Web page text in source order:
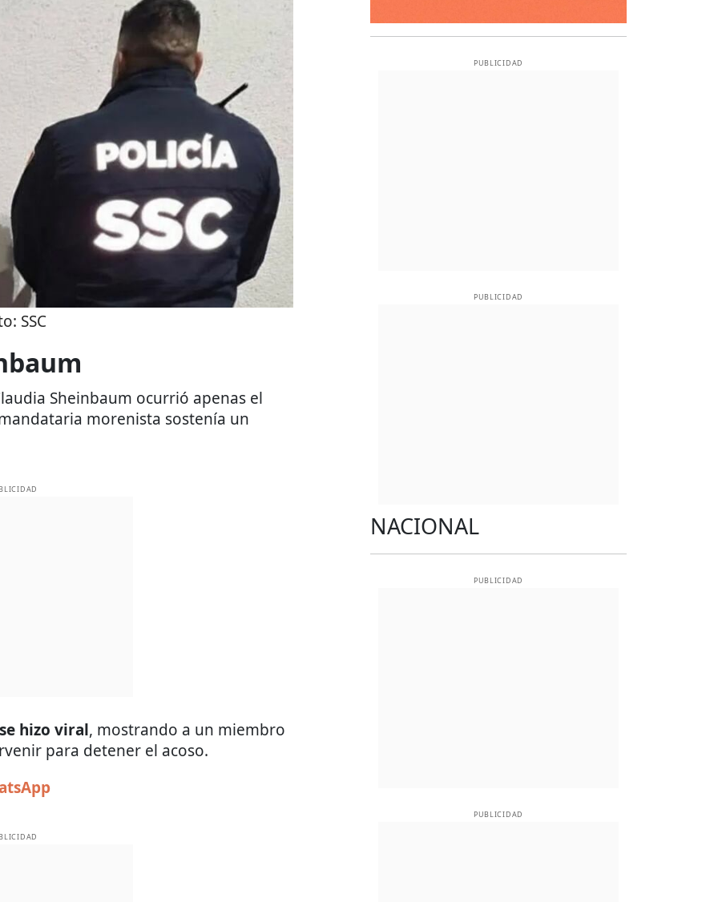
SSC
Sheinbaum ocurrió apenas el
morenista sostenía un
hizo viral, mostrando a un miembro
para detener el acoso.
PUBLICIDAD
PUBLICIDAD
NACIONAL
PUBLICIDAD
PUBLICIDAD